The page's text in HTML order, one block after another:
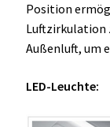
Position
Luftzirkulation
Außenluft, um
LED-Leuchte: